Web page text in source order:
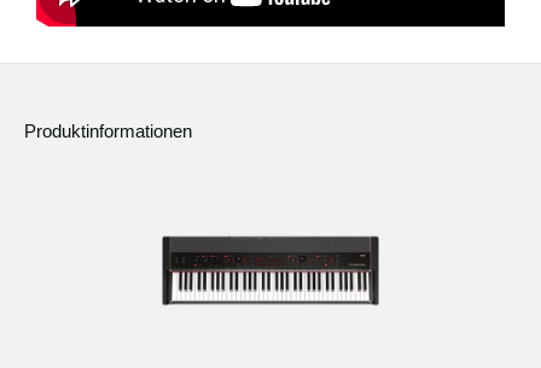
Produktinformationen